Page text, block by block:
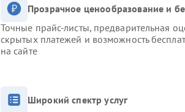
Прозрачное ценообразование и
Точные прайс-листы, предварительная
скрытых платежей и возможность
на сайте
Широкий спектр услуг